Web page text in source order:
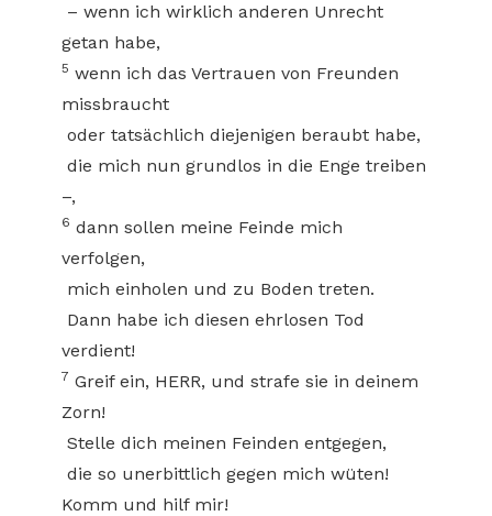
– wenn ich wirklich anderen Unrecht
getan habe,
5 wenn ich das Vertrauen von Freunden
missbraucht
oder tatsächlich diejenigen beraubt habe,
die mich nun grundlos in die Enge treiben
–,
6 dann sollen meine Feinde mich
verfolgen,
mich einholen und zu Boden treten.
Dann habe ich diesen ehrlosen Tod
verdient!
7 Greif ein, HERR, und strafe sie in deinem
Zorn!
Stelle dich meinen Feinden entgegen,
die so unerbittlich gegen mich wüten!
Komm und hilf mir!